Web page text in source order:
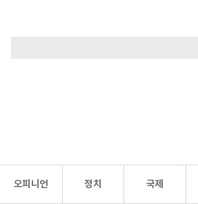
오피니언 정치 국제